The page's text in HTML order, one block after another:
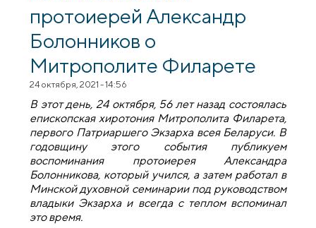
протоиерей Александр
Болонников о
Митрополите Филарете
24 октября, 2021 - 14:56
В этот день, 24 октября, 56 лет назад состоялась
епископская хиротония Митрополита Филарета,
первого Патриаршего Экзарха всея Беларуси. В
годовщину этого события публикуем
воспоминания протоиерея Александра
Болонникова, который учился, а затем работал в
Минской духовной семинарии под руководством
владыки Экзарха и всегда с теплом вспоминал
это время.